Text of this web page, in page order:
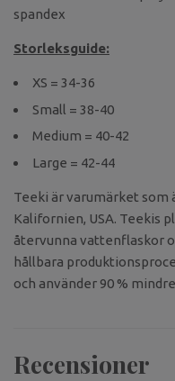
spandex
Storleksguide:
XS = 34-36
Small = 38-40
Medium = 40-42
Large = 42-44
Teeki är varumärket som
Kalifornien, USA. Teekis
återvunna vattenflaskor
hållbara
och använder 90 %
Recensioner